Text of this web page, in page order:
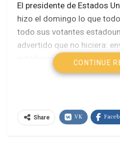
El presidente de Estados
hizo el domingo lo que
todo sus votantes
advertido que no hiciera:
estadounidenses a Irán
a la guerra de Israel contra
A continuación, el
CONTINUE
Share VK